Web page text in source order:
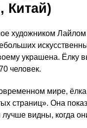
Китай)
художником
украшена. Ёлку
человек.
мире, ёлка
страниц». Она
видны, когда